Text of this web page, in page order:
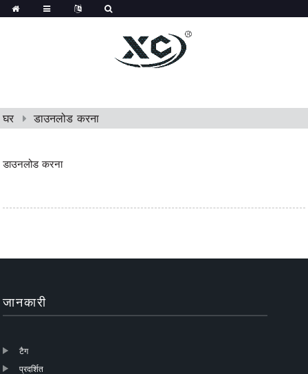
घर डाउनलोड करना
डाउनलोड करना
जानकारी
टैग
प्रदर्शित